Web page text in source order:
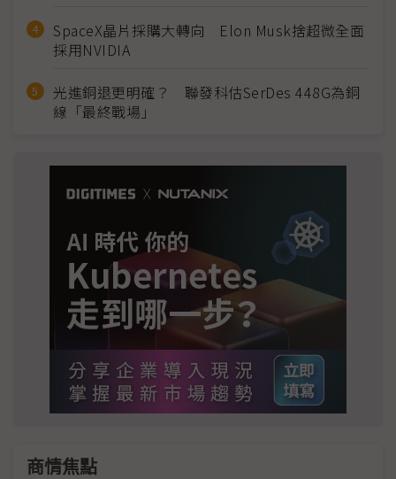
SpaceX晶片採購大轉向 Elon Musk捨超微全面
採用NVIDIA
光進銅退更明確？ 聯發科估SerDes 448G為銅
線「最終戰場」
商情焦點